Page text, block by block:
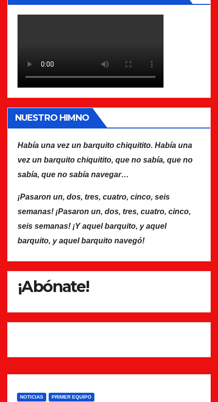
NUESTRO HIMNO
Había una vez un barquito chiquitito. Había una
vez un barquito chiquitito, que no sabía, que no
sabía, que no sabía navegar…
¡Pasaron un, dos, tres, cuatro, cinco, seis
semanas! ¡Pasaron un, dos, tres, cuatro, cinco,
seis semanas! ¡Y aquel barquito, y aquel
barquito, y aquel barquito navegó!
¡Abónate!
NOTICIAS PRIMER EQUIPO